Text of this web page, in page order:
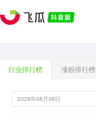
行业排行榜 涨粉排行榜